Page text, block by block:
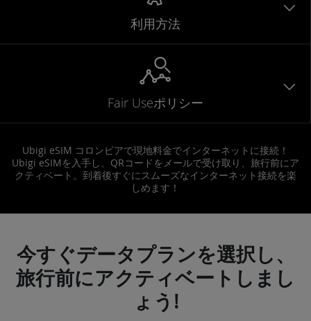
利用方法
Fair Useポリシー
Ubigi eSIM コロンビアで現地料金でインターネットに接続！
Ubigi eSIMを入手し、QRコードをメールで受け取り、旅行前にア
クティベート。到着後すぐにスムーズなインターネット接続を楽
しめます！
今すぐデータプランを選択し、
旅行前にアクティベートしまし
ょう!